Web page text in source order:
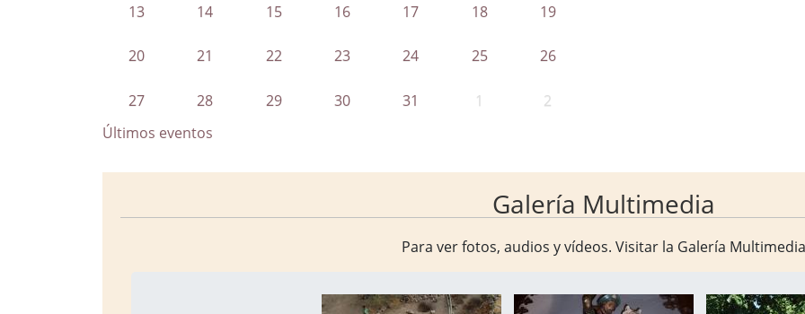
13 14 15 16 17 18 19
20 21 22 23 24 25 26
27 28 29 30 31 1 2
Últimos eventos
Galería Multimedia
Para ver fotos, audios y vídeos. Visitar la Galería Multimedia